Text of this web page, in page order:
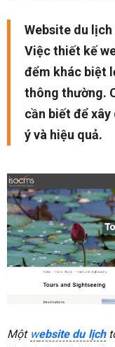
Website du
Việc thiết kế
đểm khác biệt
thông thường.
cần biết để
ý và hiệu quả.
Một website du lịch